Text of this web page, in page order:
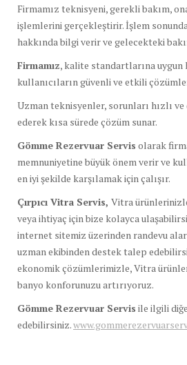
Firmamız teknisyeni, gerekli bakım,
işlemlerini gerçekleştirir. İşlem
hakkında bilgi verir ve gelecekteki
Firmamız, kalite standartlarına uygun
kullanıcıların güvenli ve etkili
Uzman teknisyenler, sorunları hızlı
ederek kısa sürede çözüm sunar.
Gömme Rezervuar Servis olarak
memnuniyetine büyük önem verir ve
en iyi şekilde karşılamak için çalışır.
Çırpıcı Vitra Servis, Vitra
veya ihtiyaç için bize kolayca
internet sitemiz üzerinden randevu
uzman ekibinden destek talep
ekonomik çözümlerimizle, Vitra
banyo konforunuzu artırıyoruz.
Gömme Rezervuar Servis ile ilgili
edebilirsiniz.